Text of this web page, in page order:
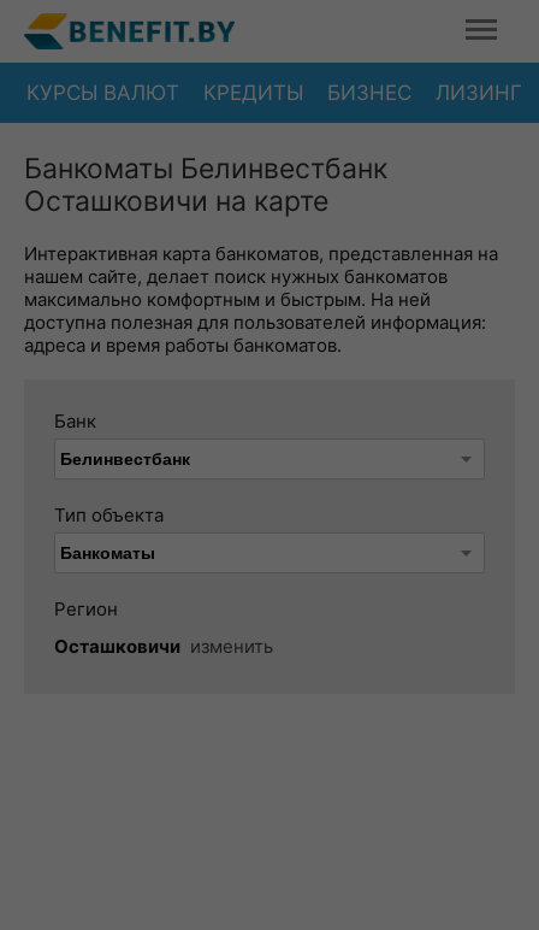
КУРСЫ ВАЛЮТ КРЕДИТЫ БИЗНЕС ЛИЗИНГ
Банкоматы Белинвестбанк
Осташковичи на карте
Интерактивная карта банкоматов, представленная на
нашем сайте, делает поиск нужных банкоматов
максимально комфортным и быстрым. На ней
доступна полезная для пользователей информация:
адреса и время работы банкоматов.
Банк
Тип объекта
Регион
Осташковичи изменить